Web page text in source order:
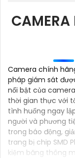
CAMERA
Camera chính
pháp giám sát
nổi bật của
thời gian thực với
tình huống ngay
người và phương
trong báo động,
trang bị chip SMD
kiệm băng thông